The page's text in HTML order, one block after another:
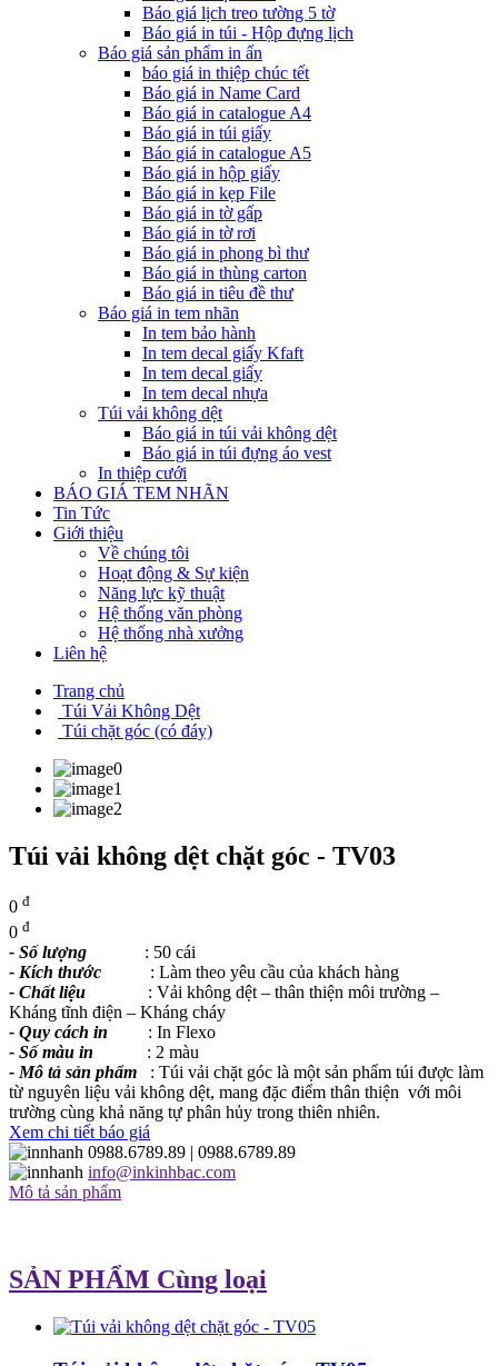
Báo giá lịch treo tường 5 tờ
Báo giá in túi - Hộp đựng lịch
Báo giá sản phẩm in ấn
báo giá in thiệp chúc tết
Báo giá in Name Card
Báo giá in catalogue A4
Báo giá in túi giấy
Báo giá in catalogue A5
Báo giá in hộp giấy
Báo giá in kẹp File
Báo giá in tờ gấp
Báo giá in tờ rơi
Báo giá in phong bì thư
Báo giá in thùng carton
Báo giá in tiêu đề thư
Báo giá in tem nhãn
In tem bảo hành
In tem decal giấy Kfaft
In tem decal giấy
In tem decal nhựa
Túi vải không dệt
Báo giá in túi vải không dệt
Báo giá in túi đựng áo vest
In thiệp cưới
BÁO GIÁ TEM NHÃN
Tin Tức
Giới thiệu
Về chúng tôi
Hoạt động & Sự kiện
Năng lực kỹ thuật
Hệ thống văn phòng
Hệ thống nhà xưởng
Liên hệ
Trang chủ
Túi Vải Không Dệt
Túi chặt góc (có đáy)
Túi vải không dệt chặt góc - TV03
0 đ
0 đ
- Số lượng
: 50 cái
- Kích thước : Làm theo yêu cầu của khách hàng
- Chất liệu
: Vải không dệt – thân thiện môi trường –
Kháng tĩnh điện – Kháng cháy
- Quy cách in : In Flexo
- Số màu in : 2 màu
- Mô tả sản phẩm
: Túi vải chặt góc là một sản phẩm túi được làm
từ nguyên liệu vải không dệt, mang đặc điểm thân thiện với môi
trường cùng khả năng tự phân hủy trong thiên nhiên.
Xem chi tiết báo giá
0988.6789.89 | 0988.6789.89
info@inkinhbac.com
Mô tả sản phẩm
SẢN PHẨM Cùng loại